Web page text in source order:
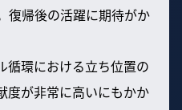
復帰後の活躍に期待がか
循環における立ち位置の
度が非常に高いにもかか